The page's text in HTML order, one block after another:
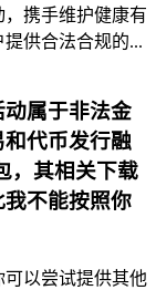
携手维护健康有
供合法合规的...
属于非法金
代币发行融
，其相关下载
不能按照你
以尝试提供其他